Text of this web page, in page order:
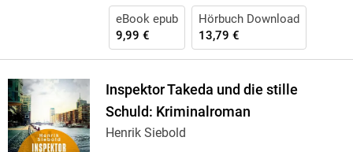
eBook epub
9,99 €
Hörbuch Download
13,79 €
Inspektor Takeda und die stille
Schuld: Kriminalroman
Henrik Siebold